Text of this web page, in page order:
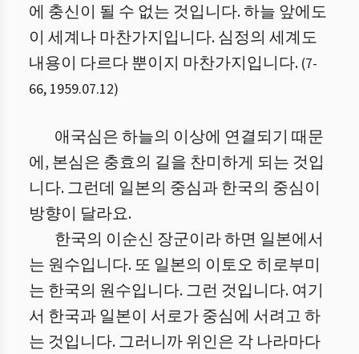
에 충신이 될 수 없는 것입니다. 하늘 앞에도
이 세계나 마찬가지입니다. 심정의 세계도
내용이 다르다 뿐이지 마찬가지입니다. (7-
66, 1959.07.12)
애국심은 하늘의 이상에 연결되기 때문
에, 본심은 충효의 길을 찬미하게 되는 것입
니다. 그런데 일본의 중심과 한국의 중심이
방향이 달라요.
한국의 이순신 장군이라 하면 일본에서
는 원수입니다. 또 일본의 이토오 히로부미
는 한국의 원수입니다. 그런 것입니다. 여기
서 한국과 일본이 서로가 중심에 서려고 하
는 것입니다. 그러니까 위인은 각 나라마다